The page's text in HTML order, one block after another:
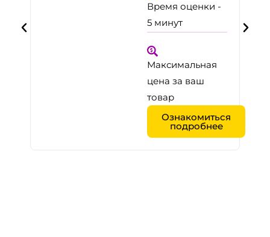
Время оценки -
5 минут
Максимальная
цена за ваш
товар
Ознакомиться
подробнее